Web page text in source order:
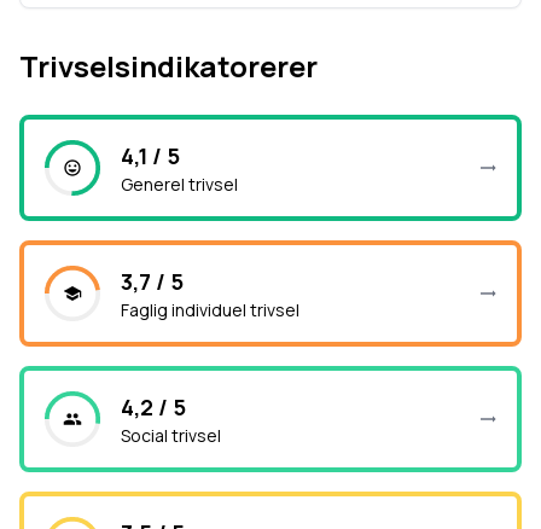
Trivselsindikatorerer
4,1 / 5
Generel trivsel
3,7 / 5
Faglig individuel trivsel
4,2 / 5
Social trivsel